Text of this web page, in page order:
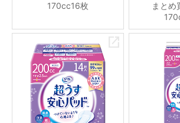
170cc16枚
まとめ